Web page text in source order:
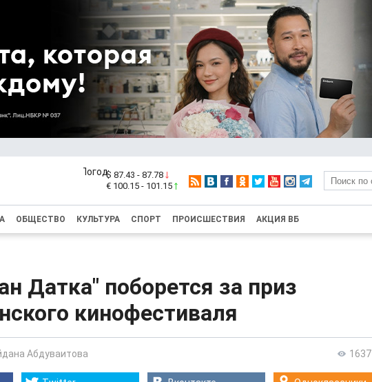
$ 87.43 - 87.78
€ 100.15 - 101.15
ОБЩЕСТВО КУЛЬТУРА СПОРТ ПРОИСШЕСТВИЯ АКЦИЯ ВБ
Датка" поборется за приз
кинофестиваля
1637
Абдуваитова